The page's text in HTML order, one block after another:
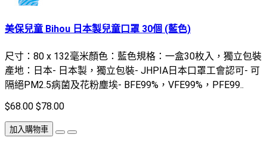
美保兒童 Bihou 日本製兒童口罩 30個 (藍色)
尺寸：80 x 132毫米顏色：藍色規格：一盒30枚入，獨立包裝
產地：日本- 日本製，獨立包裝- JHPIA日本口罩工會認可- 可
隔絕PM2.5病菌及花粉塵埃- BFE99%，VFE99%，PFE99..
$68.00 $78.00
加入購物車